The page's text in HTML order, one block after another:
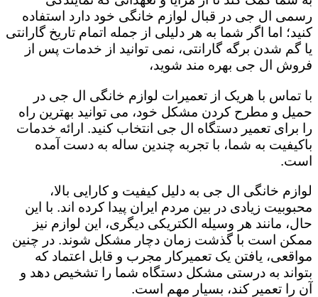
رسمی ال جی در قبال لوازم خانگی خود دارد استفاده
کنید؛ اما اگر شما به هر دلیلی از جمله اتمام تاریخ گارانتی
یا گم شدن برگه گارانتی، نمی توانید از خدمات پس از
فروش ال جی بهره مند شوید،
با تماس با هریک از تعمیرات لوازم خانگی ال جی در
حمیل و مطرح کردن مشکل خود، می توانید بهترین راه
را برای تعمیر دستگاه ال جی انتخاب کنید. ارائه خدمات
باکیفیت به شما، با تجربه چندین ساله به دست آمده
است.
لوازم خانگی ال جی به دلیل کیفیت و کارایی بالا،
محبوبیت زیادی در بین مردم ایران پیدا کرده اند. با این
حال، مانند هر وسیله الکتریکی دیگری، این لوازم نیز
ممکن است با گذشت زمان دچار مشکل شوند. در چنین
مواقعی، یافتن یک تعمیرکار مجرب و قابل اعتماد که
بتواند به درستی مشکل دستگاه شما را تشخیص دهد و
آن را تعمیر کند، بسیار مهم است.